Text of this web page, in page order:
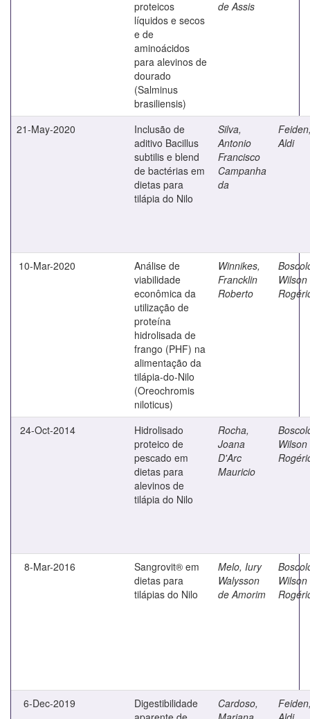
proteicos
líquidos e secos
e de
aminoácidos
para alevinos de
dourado
(Salminus
brasiliensis)
de Assis
21-May-2020
Inclusão de
aditivo Bacillus
subtilis e blend
de bactérias em
dietas para
tilápia do Nilo
Silva,
Antonio
Francisco
Campanha
da
Aldi
10-Mar-2020
Análise de
viabilidade
econômica da
utilização de
proteína
hidrolisada de
frango (PHF) na
alimentação da
tilápia-do-Nilo
(Oreochromis
niloticus)
Winnikes,
Francklin
Roberto
Wilson
24-Oct-2014
Hidrolisado
proteico de
pescado em
dietas para
alevinos de
tilápia do Nilo
Rocha,
Joana
D'Arc
Mauricio
Wilson
8-Mar-2016
Sangrovit® em
dietas para
tilápias do Nilo
Melo, Iury
Walysson
de Amorim
Wilson
6-Dec-2019
Digestibilidade
Cardoso,